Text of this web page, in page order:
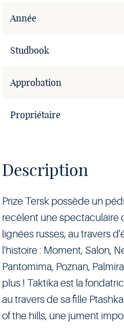
Année
Studbook
Approbation
Propriétaire
Description
Prize Tersk possède un
recèlent une spectaculaire
lignées russes, au travers
l'histoire : Moment, Salon,
Pantomima, Poznan,
plus ! Taktika est la
au travers de sa fille
of the hills, une jument